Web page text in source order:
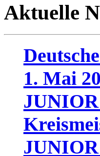
Aktuelle
1. Mai